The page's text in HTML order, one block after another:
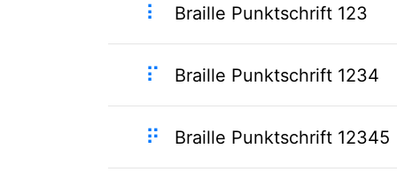
⠇ Braille Punktschrift 123
⠏ Braille Punktschrift 1234
⠟ Braille Punktschrift 12345